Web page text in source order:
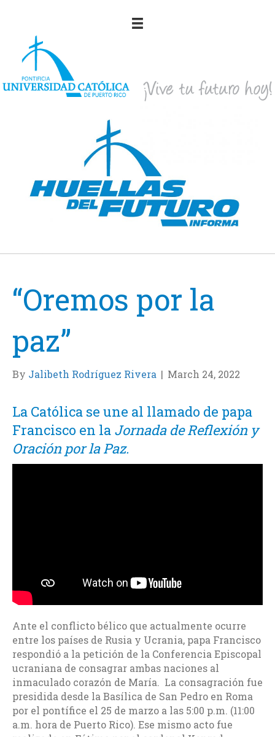
“Oremos por la
paz”
By Jalibeth Rodríguez Rivera | March 24, 2022
La Católica se une al llamado de papa
Francisco en la Jornada de Reflexión y
Oración por la Paz.
Ante el conflicto bélico que actualmente ocurre
entre los países de Rusia y Ucrania, papa Francisco
respondió a la petición de la Conferencia Episcopal
ucraniana de consagrar ambas naciones al
inmaculado corazón de María. La consagración fue
presidida desde la Basílica de San Pedro en Roma
por el pontífice el 25 de marzo a las 5:00 p.m. (11:00
a.m. hora de Puerto Rico). Ese mismo acto fue